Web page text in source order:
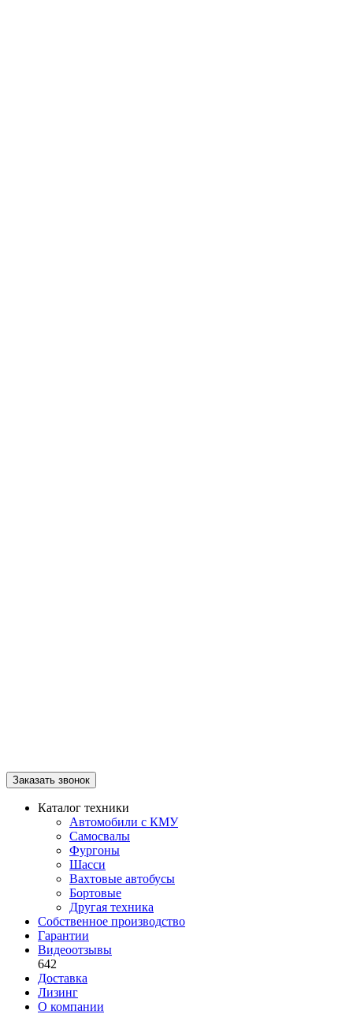
Заказать звонок
Каталог техники
Автомобили с КМУ
Самосвалы
Фургоны
Шасси
Вахтовые автобусы
Бортовые
Другая техника
Собственное производство
Гарантии
Видеоотзывы
642
Доставка
Лизинг
О компании